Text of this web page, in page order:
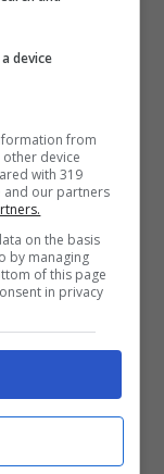
Giordano.
scopre la verità,
ot11ot2.it
vicini, ma in
device
from
device
with 319
and our partners
on the basis
by managing
of this page
in privacy